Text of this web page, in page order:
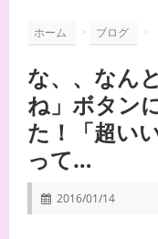
ホーム > ブログ >
な、、なん
ね」ボタン
た！「超い
って…
2016/01/14